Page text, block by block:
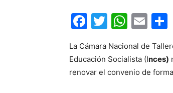
Facebook
Twitter
La Cámara Nacional de
Educación Socialista (Inces)
renovar el convenio de